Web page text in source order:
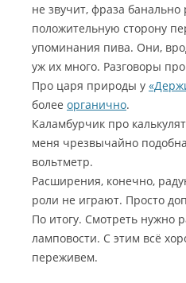
не звучит, фраза банально
положительную сторону
упоминания пива. Они,
уж их много. Разговоры
Про царя природы у
более органично.
Каламбурчик про
меня чрезвычайно
вольтметр.
Расширения, конечно,
роли не играют. Просто
По итогу. Смотреть нужно
ламповости. С этим всё
переживем.